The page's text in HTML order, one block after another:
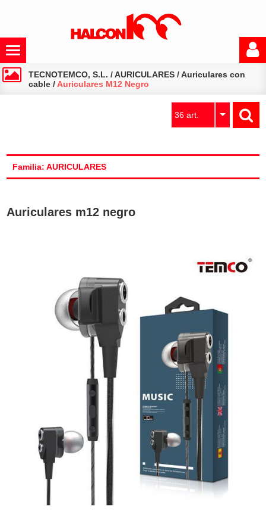
TECNOTEMCO, S.L. /AURICULARES /Auriculares con
cable /Auriculares M12 Negro
36 art.
Familia: AURICULARES
Auriculares m12 negro